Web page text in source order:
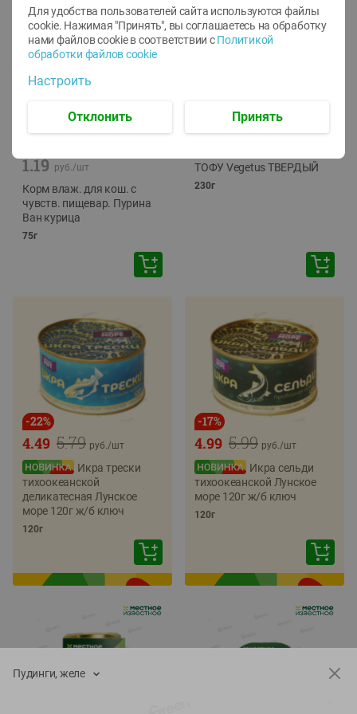
1.19 руб./шт
Корм влаж. для кош. с
чувств. пищевар. Пурина
Ван курица
75г
ТОФУ Vegetus ТВЕРДЫЙ
230г
-22%
5.79
4.49 руб./шт
Икра трески
тихоокеанской
деликатесная Лунское
море 120г ж/б ключ
120г
-17%
5.99
4.99 руб./шт
Икра сельди
тихоокеанской Лунское
море 120г ж/б ключ
120г
Пудинги, желе
Для удобства пользователей сайта используются файлы
cookie. Нажимая "Принять", вы соглашаетесь на обработку
нами файлов cookie в соответствии с Политикой
обработки файлов cookie
Настроить
Отклонить Принять